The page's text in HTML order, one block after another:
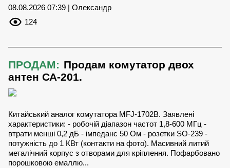
08.08.2026 07:39 | Олександр
124
ПРОДАМ: Продам комутатор двох
антен СА-201.
Китайський аналог комутатора MFJ-1702B. Заявлені
характеристики: - робочій діапазон частот 1,8-600 МГц -
втрати меншi 0,2 дБ - імпеданс 50 Ом - розетки SO-239 -
потужність до 1 КВт (контакти на фото). Масивний литий
металічний корпус з отворами для кріплення. Пофарбовано
порошковою емаллю...